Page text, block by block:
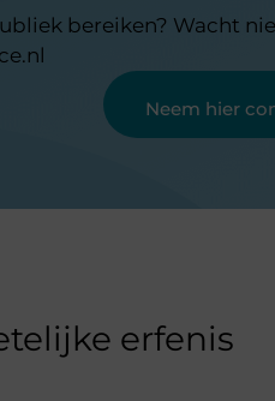
bereiken? Wacht
Neem hier
erfenis